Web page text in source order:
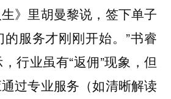
》里胡曼黎说，签下单子
服务才刚刚开始。”书睿
行业虽有“返佣”现象，但
过专业服务（如清晰解读